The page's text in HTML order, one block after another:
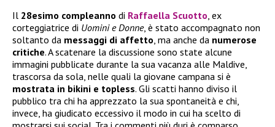
Il 28esimo compleanno di Raffaella Scuotto , ex
corteggiatrice di Uomini e Donne, è stato accompagnato non
soltanto da messaggi di affetto , ma anche da numerose
critiche. A scatenare la discussione sono state alcune
immagini pubblicate durante la sua vacanza alle Maldive,
trascorsa da sola, nelle quali la giovane campana si è
mostrata in bikini e topless. Gli scatti hanno diviso il
pubblico tra chi ha apprezzato la sua spontaneità e chi,
invece, ha giudicato eccessivo il modo in cui ha scelto di